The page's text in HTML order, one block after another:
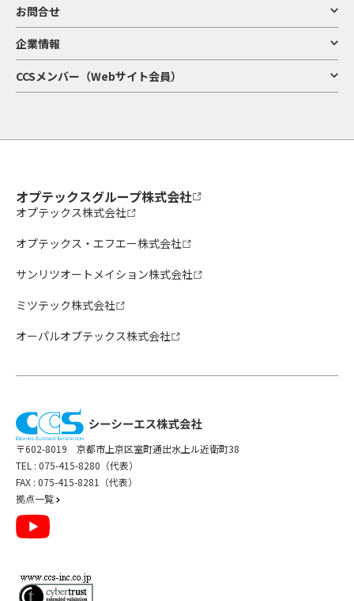
お問合せ
企業情報
CCSメンバー（Webサイト会員）
オプテックスグループ株式会社
オプテックス株式会社
オプテックス・エフエー株式会社
サンリツオートメイション株式会社
ミツテック株式会社
オーパルオプテックス株式会社
〒602-8019 京都市上京区室町通出水上ル近衛町38
TEL : 075-415-8280（代表）
FAX : 075-415-8281（代表）
拠点一覧